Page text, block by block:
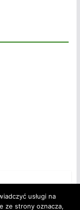
usługi na
ze strony oznacza,